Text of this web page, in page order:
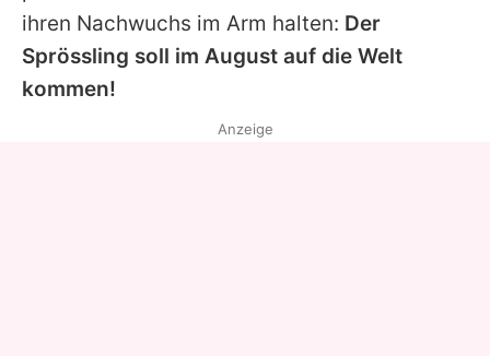
ihren Nachwuchs im Arm halten: Der
Sprössling soll im August auf die Welt
kommen!
Anzeige